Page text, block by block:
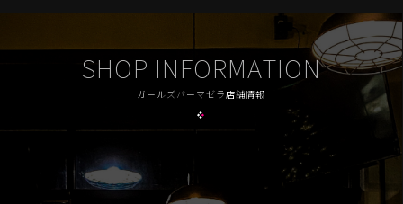
SHOP INFORMATION
ガールズバーマゼラ店舗情報